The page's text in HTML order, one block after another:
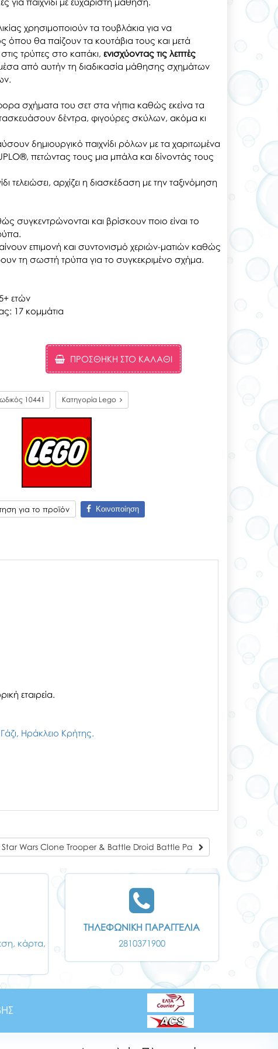
χρησιμοποιούν τα τουβλάκια για να
όπου θα παίζουν τα κουτάβια τους και μετά
τρύπες στο καπάκι, ενισχύοντας τις λεπτές
από αυτήν τη διαδικασία μάθησης σχημάτων
σχήματα του σετ στα νήπια καθώς εκείνα τα
δέντρα, φιγούρες σκύλων, ακόμα κι
δημιουργικό παιχνίδι ρόλων με τα χαριτωμένα
πετώντας τους μια μπάλα και δίνοντάς τους
τελειώσει, αρχίζει η διασκέδαση με την ταξινόμηση
συγκεντρώνονται και βρίσκουν ποιο είναι το
επιμονή και συντονισμό χεριών-ματιών καθώς
τη σωστή τρύπα για το συγκεκριμένο σχήμα.
ετών
17 κομμάτια
ΠΡΟΣΘΉΚΗ ΣΤΟ ΚΑΛΆΘΙ
10441 Κατηγορία Lego
για το προϊόν Κοινοποίηση
εταιρεία.
Ηράκλειο Κρήτης.
Star Wars Clone Trooper & Battle Droid Battle Pa
κάρτα,
ΤΗΛΕΦΩΝΙΚΗ ΠΑΡΑΓΓΕΛΙΑ
2810371900